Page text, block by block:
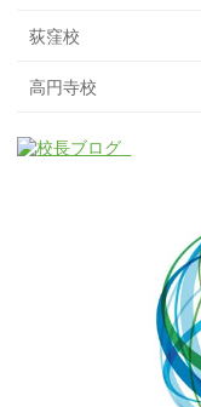
荻窪校
高円寺校